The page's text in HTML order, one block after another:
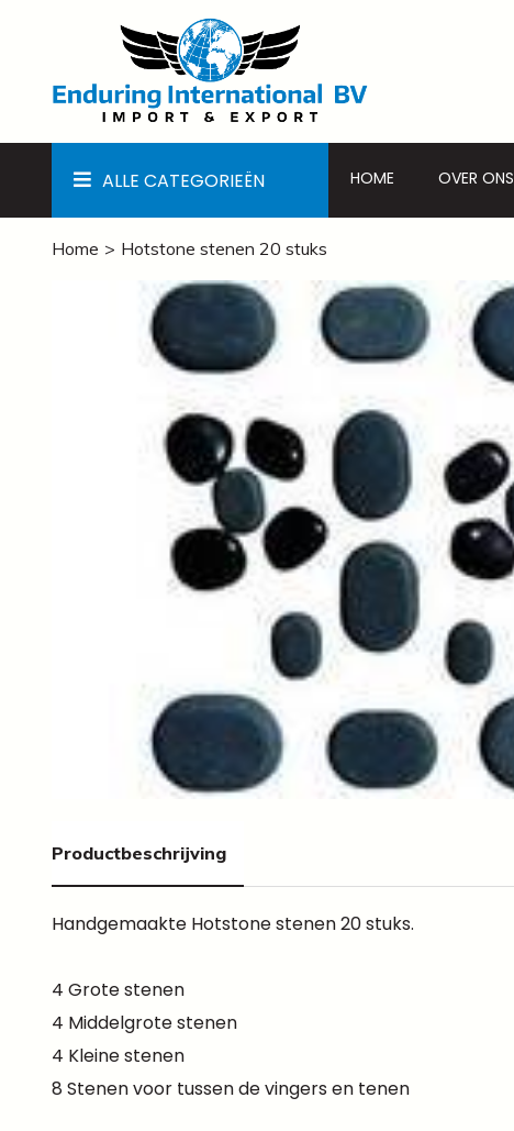
ALLE CATEGORIEËN HOME OVER ONS
Home Hotstone stenen 20 stuks
Productbeschrijving
Handgemaakte Hotstone stenen 20 stuks.
4 Grote stenen
4 Middelgrote stenen
4 Kleine stenen
8 Stenen voor tussen de vingers en tenen